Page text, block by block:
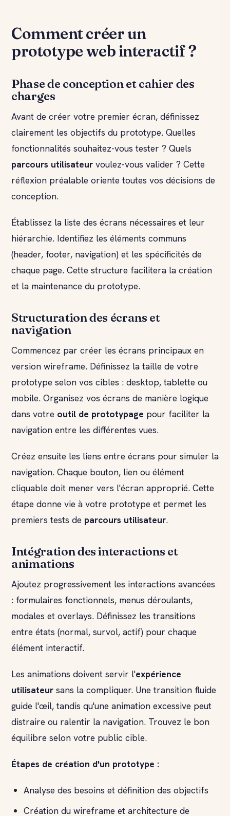
Comment créer un
prototype web interactif ?
Phase de conception et cahier des
charges
Avant de créer votre premier écran, définissez
clairement les objectifs du prototype. Quelles
fonctionnalités souhaitez-vous tester ? Quels
parcours utilisateur voulez-vous valider ? Cette
réflexion préalable oriente toutes vos décisions de
conception.
Établissez la liste des écrans nécessaires et leur
hiérarchie. Identifiez les éléments communs
(header, footer, navigation) et les spécificités de
chaque page. Cette structure facilitera la création
et la maintenance du prototype.
Structuration des écrans et
navigation
Commencez par créer les écrans principaux en
version wireframe. Définissez la taille de votre
prototype selon vos cibles : desktop, tablette ou
mobile. Organisez vos écrans de manière logique
dans votre outil de prototypage pour faciliter la
navigation entre les différentes vues.
Créez ensuite les liens entre écrans pour simuler la
navigation. Chaque bouton, lien ou élément
cliquable doit mener vers l'écran approprié. Cette
étape donne vie à votre prototype et permet les
premiers tests de parcours utilisateur.
Intégration des interactions et
animations
Ajoutez progressivement les interactions avancées
: formulaires fonctionnels, menus déroulants,
modales et overlays. Définissez les transitions
entre états (normal, survol, actif) pour chaque
élément interactif.
Les animations doivent servir l'expérience
utilisateur sans la compliquer. Une transition fluide
guide l'œil, tandis qu'une animation excessive peut
distraire ou ralentir la navigation. Trouvez le bon
équilibre selon votre public cible.
Étapes de création d'un prototype :
Analyse des besoins et définition des objectifs
Création du wireframe et architecture de